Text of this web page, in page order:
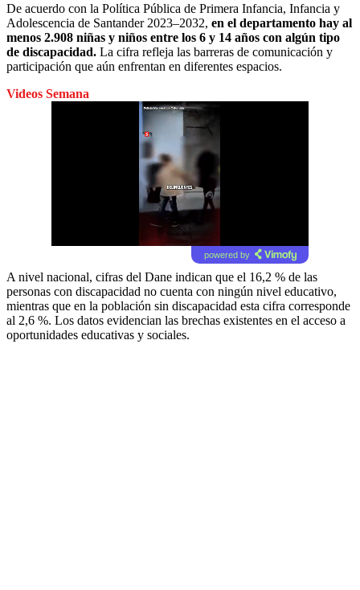
De acuerdo con la Política Pública de Primera Infancia, Infancia y
Adolescencia de Santander 2023–2032, en el departamento hay al
menos 2.908 niñas y niños entre los 6 y 14 años con algún tipo
de discapacidad. La cifra refleja las barreras de comunicación y
participación que aún enfrentan en diferentes espacios.
Videos Semana
powered by
A nivel nacional, cifras del Dane indican que el 16,2 % de las
personas con discapacidad no cuenta con ningún nivel educativo,
mientras que en la población sin discapacidad esta cifra corresponde
al 2,6 %. Los datos evidencian las brechas existentes en el acceso a
oportunidades educativas y sociales.